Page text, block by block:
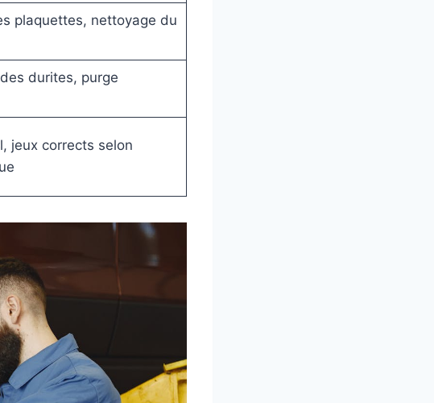
plaquettes, nettoyage du
durites, purge
jeux corrects selon